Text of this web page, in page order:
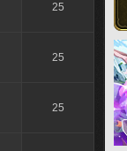
25
25
25